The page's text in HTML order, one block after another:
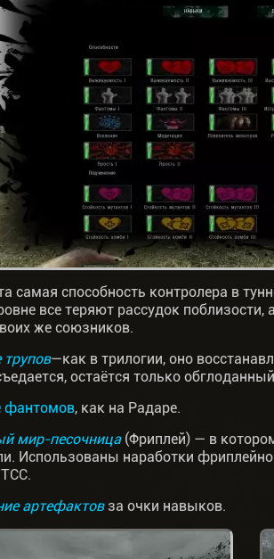
самая способность контролера в
все теряют рассудок поблизости,
же союзников.
—как в трилогии, оно
остаётся только
фантомов, как на Радаре.
мир-песочница(Фриплей) — в
Использованы наработки
артефактовза очки навыков.